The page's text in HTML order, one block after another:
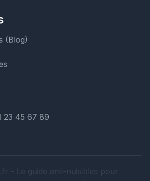
(Blog)
23 45 67 89
- Le guide anti-nuisibles pour